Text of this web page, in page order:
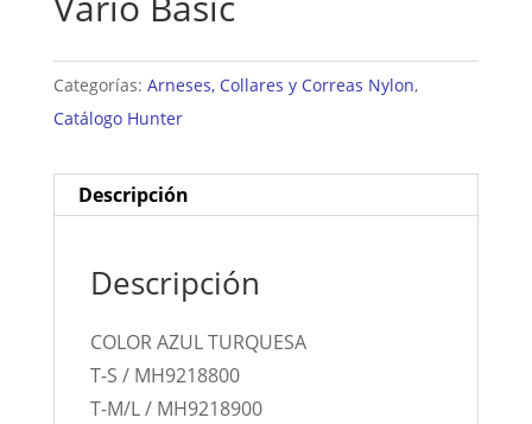
Categorías: Arneses, Collares y Correas Nylon,
Catálogo Hunter
Descripción
Descripción
COLOR AZUL TURQUESA
T-S / MH9218800
T-M/L / MH9218900